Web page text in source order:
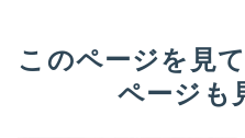
このページを見
ページも